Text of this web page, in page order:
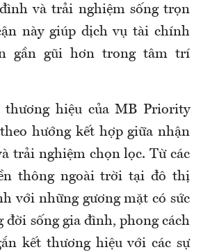
và trải nghiệm sống trọn
này giúp dịch vụ tài chính
gần gũi hơn trong tâm trí
thương hiệu của MB Priority
hướng kết hợp giữa nhận
trải nghiệm chọn lọc. Từ các
thông ngoài trời tại đô thị
với những gương mặt có sức
đời sống gia đình, phong cách
kết thương hiệu với các sự